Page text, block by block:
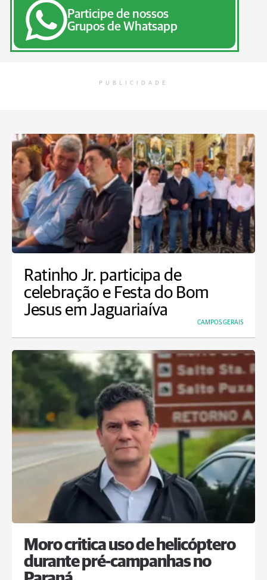
Participe de nossos
Grupos de Whatsapp
PUBLICIDADE
Ratinho Jr. participa de
celebração e Festa do Bom
Jesus em Jaguariaíva
CAMPOS GERAIS
Moro critica uso de helicóptero
durante pré-campanhas no